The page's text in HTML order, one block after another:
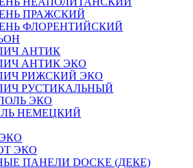
ПРАЖСКИЙ
ФЛОРЕНТИЙСКИЙ
АНТИК
АНТИК ЭКО
РИЖСКИЙ ЭКО
РУСТИКАЛЬНЫЙ
ЭКО
НЕМЕЦКИЙ
ЭКО